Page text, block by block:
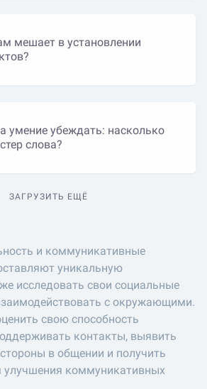
мешает в установлении
умение убеждать: насколько
слова?
ЗАГРУЗИТЬ ЕЩЁ
и коммуникативные
уникальную
исследовать свои социальные
с окружающими.
свою способность
контакты, выявить
в общении и получить
улучшения коммуникативных